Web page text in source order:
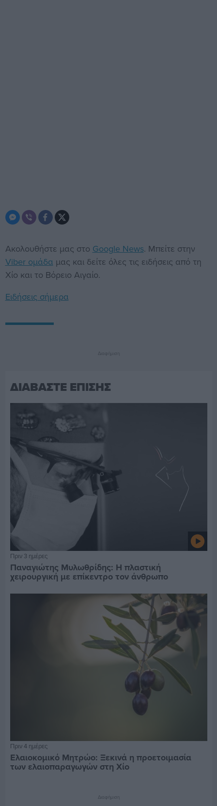
Ακολουθήστε μας στο Google News. Μπείτε στην
Viber ομάδα μας και δείτε όλες τις ειδήσεις από τη
Χίο και το Βόρειο Αιγαίο.
Ειδήσεις σήμερα
Διαφήμιση
ΔΙΑΒΑΣΤΕ ΕΠΙΣΗΣ
Πριν 3 ημέρες
Παναγιώτης Μυλωθρίδης: Η πλαστική
χειρουργική με επίκεντρο τον άνθρωπο
Πριν 4 ημέρες
Ελαιοκομικό Μητρώο: Ξεκινά η προετοιμασία
των ελαιοπαραγωγών στη Χίο
Διαφήμιση